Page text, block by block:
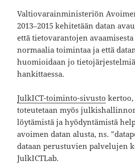
Valtiovarainministeriön
2013–2015 kehitetään datan
että tietovarantojen
normaalia toimintaa ja että
huomioidaan jo
hankittaessa.
JulkICT-toiminto-sivusto kertoo,
toteutetaan myös
löytämistä ja hyödyntämistä
avoimen datan alusta, ns.
dataan perustuvien palvelujen
JulkICTLab.